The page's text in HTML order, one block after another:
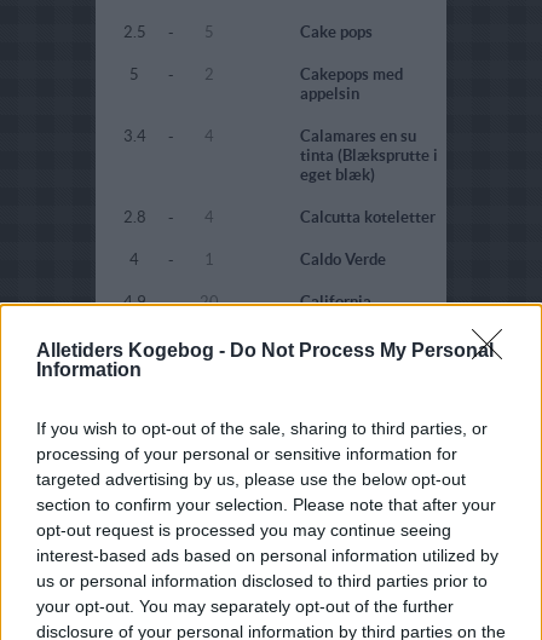
Alletiders Kogebog - Do Not Process My Personal
Information
If you wish to opt-out of the sale, sharing to third parties, or
processing of your personal or sensitive information for
targeted advertising by us, please use the below opt-out
section to confirm your selection. Please note that after your
opt-out request is processed you may continue seeing
interest-based ads based on personal information utilized by
us or personal information disclosed to third parties prior to
your opt-out. You may separately opt-out of the further
disclosure of your personal information by third parties on the
2.5 - 5 Cake pops
5 - 2
Cakepops med
appelsin
3.4 - 4
Calamares en su
tinta (Blæksprutte i
eget blæk)
2.8 - 4 Calcutta koteletter
4 - 1 Caldo Verde
4.9 - 20
California
4.1 15
4 - 1 California Sunshine
3.2
(Fedtfattig)
3.8 - 3 Californiastænger
4.5 - 1
Californisk
citronkage -
Diabetes